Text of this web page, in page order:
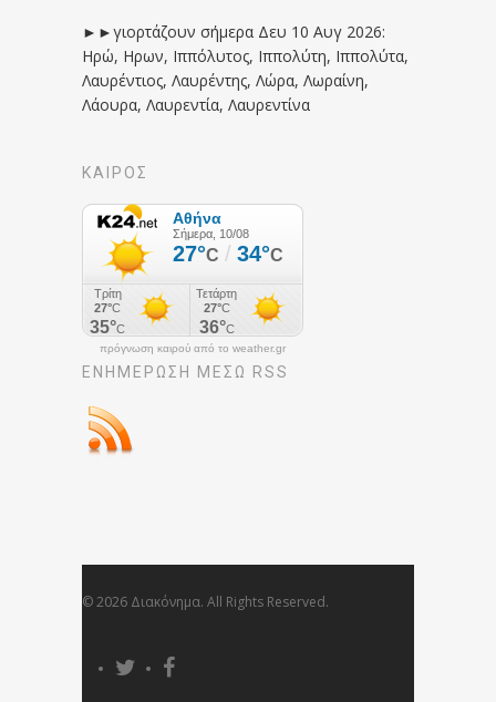
►►γιορτάζουν σήμερα Δευ 10 Αυγ 2026:
Ηρώ, Ηρων, Ιππόλυτος, Ιππολύτη, Ιππολύτα,
Λαυρέντιος, Λαυρέντης, Λώρα, Λωραίνη,
Λάουρα, Λαυρεντία, Λαυρεντίνα
ΚΑΙΡΟΣ
πρόγνωση καιρού από το weather.gr
ΕΝΗΜΈΡΩΣΉ ΜΕΣΩ RSS
© 2026 Διακόνημα. All Rights Reserved.